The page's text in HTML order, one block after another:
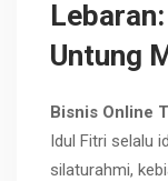
Untung
Bisnis Online
Idul Fitri selalu
silaturahmi,